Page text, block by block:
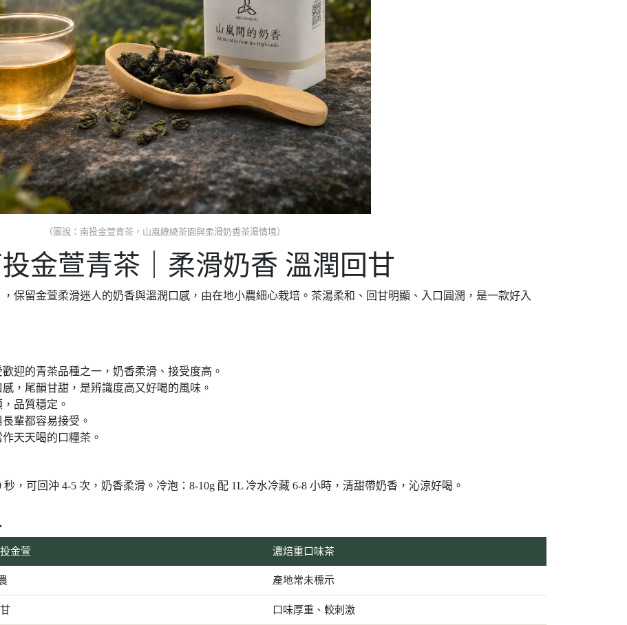
（圖說：南投金萱青茶，山嵐繚繞茶園與柔滑奶香茶湯情境）
金萱青茶｜柔滑奶香 溫潤回甘
，保留金萱柔滑迷人的奶香與溫潤口感，由在地小農細心栽培。茶湯柔和、回甘明顯、入口圓潤，是一款好入
迎的青茶品種之一，奶香柔滑、接受度高。
，尾韻甘甜，是辨識度高又好喝的風味。
品質穩定。
輩都容易接受。
天天喝的口糧茶。
秒，可回沖 4-5 次，奶香柔滑。冷泡：8-10g 配 1L 冷水冷藏 6-8 小時，清甜帶奶香，沁涼好喝。
金萱 濃焙重口味茶
產地常未標示
口味厚重、較刺激